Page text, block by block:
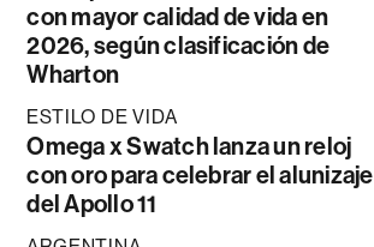
con mayor calidad de vida en
2026, según clasificación de
Wharton
ESTILO DE VIDA
Omega x Swatch lanza un reloj
con oro para celebrar el alunizaje
del Apollo 11